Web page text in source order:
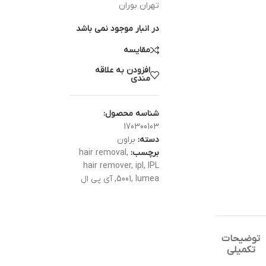
تهران بوران
در انبار موجود نمی باشد
مقایسه
افزودن به علاقه
مندی
شناسه محصول:
170300103
دسته: براون
برچسب: hair removal,
hair remover, ipl, IPL
5001, lumea
, آی پی ال
توضیحات
تکمیلی